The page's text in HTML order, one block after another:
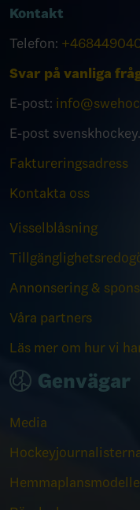
Kontakt
Telefon:
Svar på vanliga
E-post:
E-post
Faktureringsadress
Kontakta oss
Visselblåsning
Annonsering &
Våra partners
Läs mer om hur vi
Genvägar
Media